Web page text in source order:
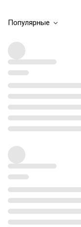
Популярные